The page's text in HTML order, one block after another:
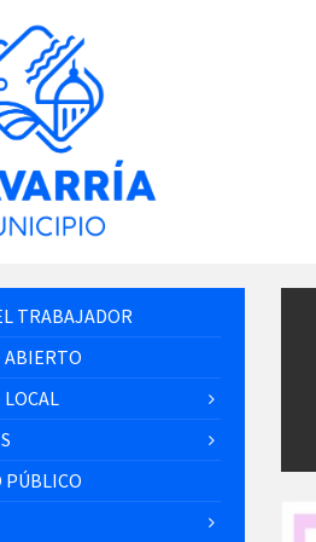
TRABAJADOR
ABIERTO
PÚBLICO